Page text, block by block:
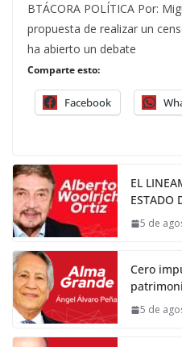
BTÁCORA POLÍTICA Por:
propuesta de realizar un
ha abierto un debate
Comparte esto:
Facebook
EL
ESTADO
5 de
Cero
5 de